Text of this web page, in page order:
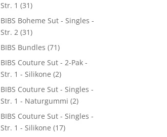
Str. 1 (31)
BIBS Boheme Sut - Singles -
Str. 2 (31)
BIBS Bundles (71)
BIBS Couture Sut - 2-Pak -
Str. 1 - Silikone (2)
BIBS Couture Sut - Singles -
Str. 1 - Naturgummi (2)
BIBS Couture Sut - Singles -
Str. 1 - Silikone (17)